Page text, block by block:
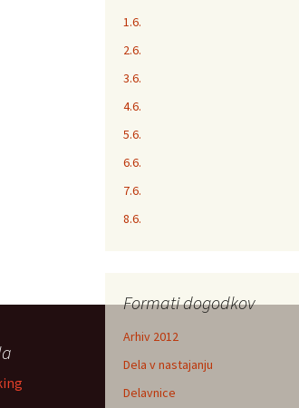
1.6.
2.6.
3.6.
4.6.
5.6.
6.6.
7.6.
8.6.
Formati dogodkov
Arhiv 2012
Dela v nastajanju
Delavnice